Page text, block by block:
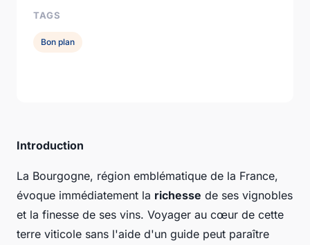
Introduction
La Bourgogne, région emblématique de la France,
évoque immédiatement la richesse de ses vignobles
et la finesse de ses vins. Voyager au cœur de cette
terre viticole sans l'aide d'un guide peut paraître
TAGS
Bon plan